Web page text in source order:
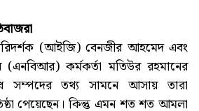
(আইজি) বেনজীর আহমেদ এবং
(এনবিআর) কর্মকর্তা মতিউর রহমানের
সম্পদের তথ্য সামনে আসায় তারা
পেয়েছেন। কিন্তু এমন শত শত আমলা